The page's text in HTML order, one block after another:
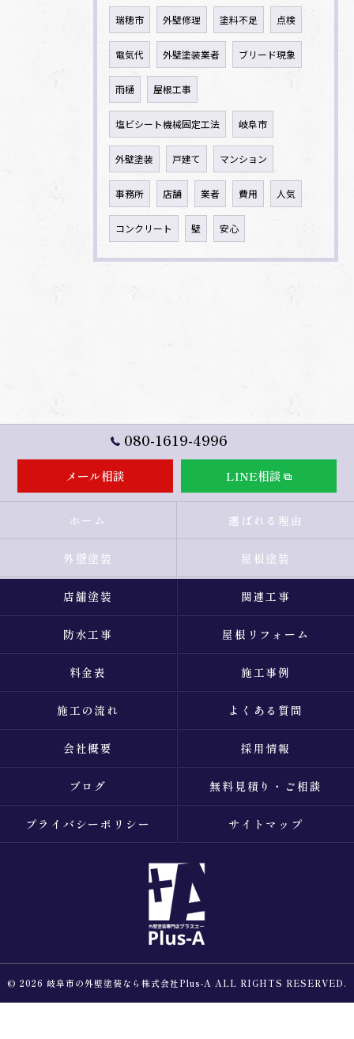
瑞穂市 外壁修理 塗料不足 点検
電気代 外壁塗装業者 ブリード現象
雨樋 屋根工事
塩ビシート機械固定工法 岐阜市
外壁塗装 戸建て マンション
事務所 店舗 業者 費用 人気
コンクリート 壁 安心
080-1619-4996
メール相談 LINE相談
ホーム 選ばれる理由
外壁塗装 屋根塗装
店舗塗装 関連工事
防水工事 屋根リフォーム
料金表 施工事例
施工の流れ よくある質問
会社概要 採用情報
ブログ 無料見積り・ご相談
プライバシーポリシー サイトマップ
© 2026 岐阜市の外壁塗装なら株式会社Plus-A ALL RIGHTS RESERVED.